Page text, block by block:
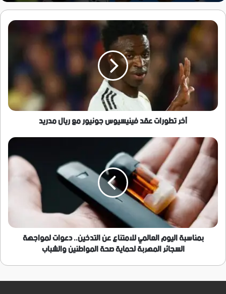
آخرتطورات
عقد
فينيسيوس
جونيور
معريالمدريد
آخر تطورات عقد فينيسيوس جونيور مع ريال مدريد
بمناسبة
اليوم
العالمي
للامتناع
عن
التدخين..
دعوات
لمواجهة
السجائر
المهربة
لحماية
المواطنين
والشباب
بمناسبة اليوم العالمي للامتناع عن التدخين.. دعوات لمواجهة
السجائر المهربة لحماية صحة المواطنين والشباب